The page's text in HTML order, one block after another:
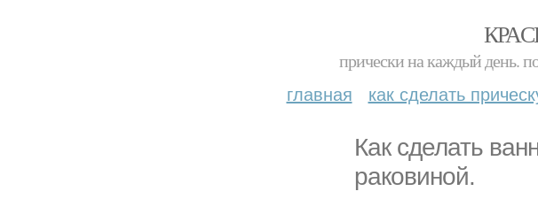
прически на каждый день.
главная как сделать
Как сделать
раковиной.